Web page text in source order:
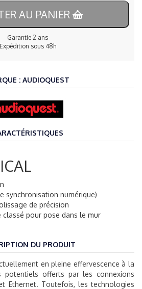
OPTICAL
TOSLINK
AU PANIER
Garantie 2 ans
Expédition sous 48h
: AUDIOQUEST
synchronisation numérique)
de précision
classé pour pose dans le mur
DU PRODUIT
en pleine effervescence à la
potentiels offerts par les connexions
Ethernet. Toutefois, les technologies